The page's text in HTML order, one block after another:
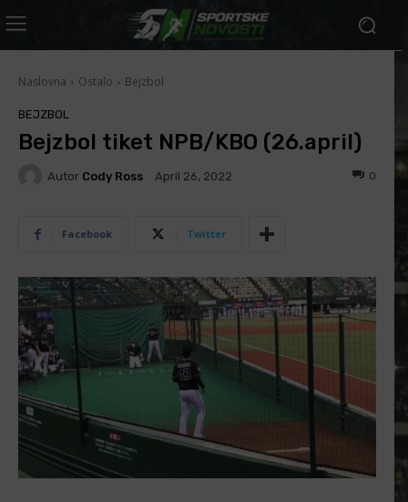
Naslovna Ostalo Bejzbol
BEJZBOL
Bejzbol tiket NPB/KBO (26.april)
Autor Cody Ross April 26, 2022 0
Facebook Twitter